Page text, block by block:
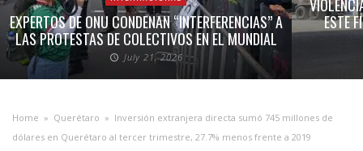
EXPERTOS DE ONU CONDENAN “INTERFERENCIAS” A
LAS PROTESTAS DE COLECTIVOS EN EL MUNDIAL
July 21, 2026
ESTE
Home » Querétaro » Inversión extranjera directa sumó 745 millones de
dólares en Querétaro al tercer trimestre, 27.7% menos frente a 2019